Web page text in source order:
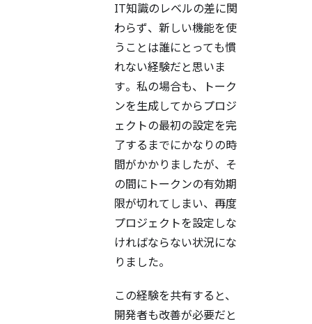
IT知識のレベルの差に関
わらず、新しい機能を使
うことは誰にとっても慣
れない経験だと思いま
す。私の場合も、トーク
ンを生成してからプロジ
ェクトの最初の設定を完
了するまでにかなりの時
間がかかりましたが、そ
の間にトークンの有効期
限が切れてしまい、再度
プロジェクトを設定しな
ければならない状況にな
りました。
この経験を共有すると、
開発者も改善が必要だと